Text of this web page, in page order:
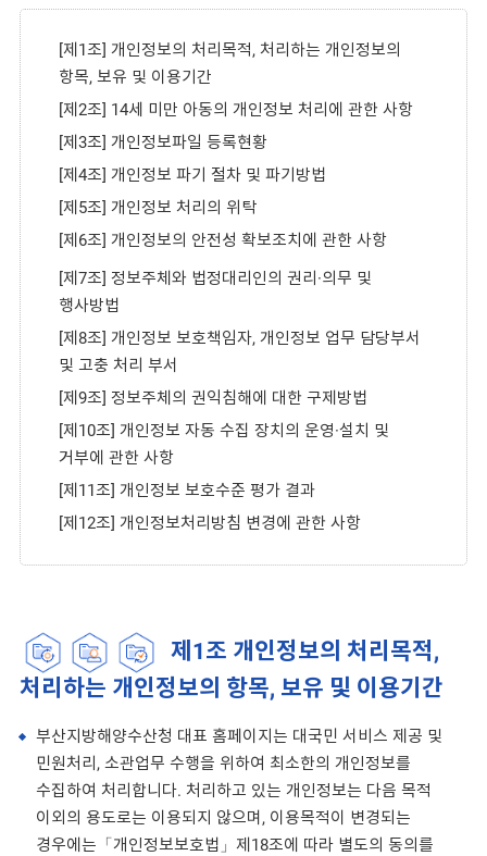
[제1조] 개인정보의 처리목적, 처리하는 개인정보의
항목, 보유 및 이용기간
[제2조] 14세 미만 아동의 개인정보 처리에 관한 사항
[제3조] 개인정보파일 등록현황
[제4조] 개인정보 파기 절차 및 파기방법
[제5조] 개인정보 처리의 위탁
[제6조] 개인정보의 안전성 확보조치에 관한 사항
[제7조] 정보주체와 법정대리인의 권리·의무 및
행사방법
[제8조] 개인정보 보호책임자, 개인정보 업무 담당부서
및 고충 처리 부서
[제9조] 정보주체의 권익침해에 대한 구제방법
[제10조] 개인정보 자동 수집 장치의 운영·설치 및
거부에 관한 사항
[제11조] 개인정보 보호수준 평가 결과
[제12조] 개인정보처리방침 변경에 관한 사항
제1조 개인정보의 처리목적,
처리하는 개인정보의 항목, 보유 및 이용기간
부산지방해양수산청 대표 홈페이지는 대국민 서비스 제공 및
민원처리, 소관업무 수행을 위하여 최소한의 개인정보를
수집하여 처리합니다. 처리하고 있는 개인정보는 다음 목적
이외의 용도로는 이용되지 않으며, 이용목적이 변경되는
경우에는「개인정보보호법」제18조에 따라 별도의 동의를